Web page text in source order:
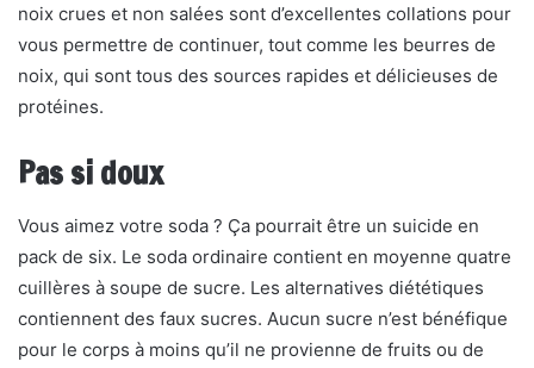
noix crues et non salées sont d’excellentes collations pour
vous permettre de continuer, tout comme les beurres de
noix, qui sont tous des sources rapides et délicieuses de
protéines.
Pas si doux
Vous aimez votre soda ? Ça pourrait être un suicide en
pack de six. Le soda ordinaire contient en moyenne quatre
cuillères à soupe de sucre. Les alternatives diététiques
contiennent des faux sucres. Aucun sucre n’est bénéfique
pour le corps à moins qu’il ne provienne de fruits ou de